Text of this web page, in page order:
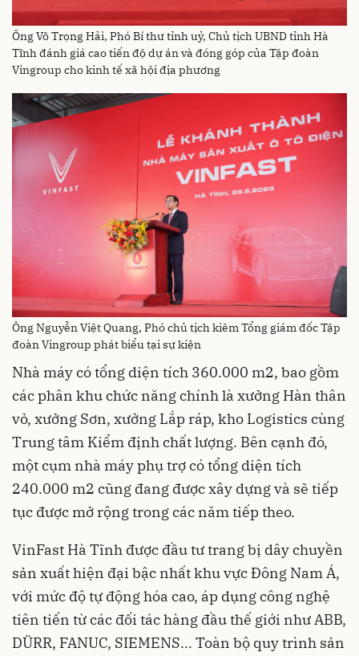
Ông Võ Trọng Hải, Phó Bí thư tỉnh uỷ, Chủ tịch UBND tỉnh Hà
Tĩnh đánh giá cao tiến độ dự án và đóng góp của Tập đoàn
Vingroup cho kinh tế xã hội địa phương
Ông Nguyễn Việt Quang, Phó chủ tịch kiêm Tổng giám đốc Tập
đoàn Vingroup phát biểu tại sự kiện
Nhà máy có tổng diện tích 360.000 m2, bao gồm
các phân khu chức năng chính là xưởng Hàn thân
vỏ, xưởng Sơn, xưởng Lắp ráp, kho Logistics cùng
Trung tâm Kiểm định chất lượng. Bên cạnh đó,
một cụm nhà máy phụ trợ có tổng diện tích
240.000 m2 cũng đang được xây dựng và sẽ tiếp
tục được mở rộng trong các năm tiếp theo.
VinFast Hà Tĩnh được đầu tư trang bị dây chuyền
sản xuất hiện đại bậc nhất khu vực Đông Nam Á,
với mức độ tự động hóa cao, áp dụng công nghệ
tiên tiến từ các đối tác hàng đầu thế giới như ABB,
DÜRR, FANUC, SIEMENS... Toàn bộ quy trình sản